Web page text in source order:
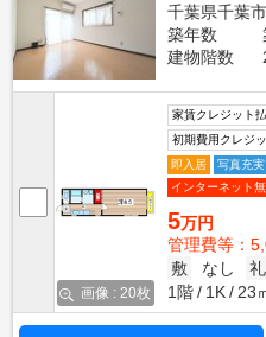
千葉県千葉
築年数
建物階数
画像 : 20枚
家賃クレジット
初期費用クレジ
即入居
写真充実
インターネット
5万円
管理費等：
敷
なし 礼
1階
1K 23